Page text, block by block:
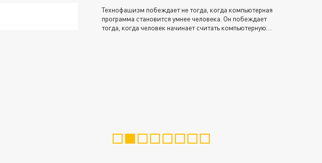
Технофашизм побеждает не тогда, когда компьютерная
программа становится умнее человека. Он побеждает
тогда, когда человек начинает считать компьютерную